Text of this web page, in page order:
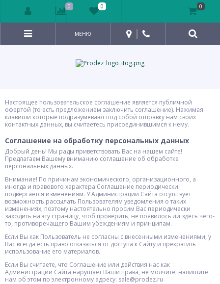
МЕНЮ
Настоящее пользовательское соглашение является публичной
офертой (то есть предложением заключить соглашение). Нажимая
клавиши которые подразумевают под собой отправку нам своих
контактных данных, вы считаетесь присоединившимся к нему.
Соглашение на обработку персональных данных
Добрый день! Мы рады приветствовать Вас на нашем сайте!
Предлагаем Вашему вниманию соглашение об обработке
персональных данных.
Внимание! По причинам экономического, организационного, а
иногда и правового характера Соглашение периодически
подвергается изменениям. У Администрации Сайта отсутствует
возможность рассылать Пользователям уведомления о таких
изменениях, поэтому настоятельно просим Вас периодически
заходить на эту страницу, чтоб проверить, не появилось ли здесь чего-
то, противоречащего Вашим убеждениям и принципам.
Если Вы как Пользователь не согласны с внесенными изменениями, у
Вас всегда есть право отказаться от доступа к Сайту и прекратить
использование его материалов.
Если Вы считаете, что Соглашение или действия нас как
Администрации Сайта нарушает Ваши права, не молчите, напишите
нам об этом по электронному адресу: sale@prodez.ru
0 0 0